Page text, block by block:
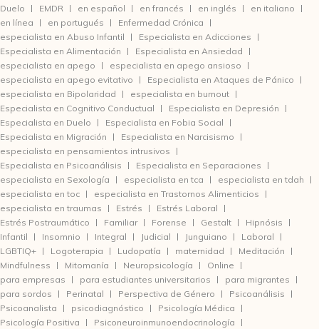
Duelo
EMDR en español en francés en inglés
en italiano
en línea
en portugués
Enfermedad Crónica
especialista en Abuso Infantil
Especialista en Adicciones
Especialista en Alimentación
Especialista en Ansiedad
especialista en apego
especialista en apego ansioso
especialista en apego evitativo
Especialista en Ataques de Pánico
especialista en Bipolaridad
especialista en burnout
Especialista en Cognitivo Conductual
Especialista en Depresión
Especialista en Duelo
Especialista en Fobia Social
Especialista en Migración
Especialista en Narcisismo
especialista en pensamientos intrusivos
Especialista en Psicoanálisis
Especialista en Separaciones
especialista en Sexología
especialista en tca
especialista en tdah
especialista en toc
especialista en Trastornos Alimenticios
especialista en traumas
Estrés
Estrés Laboral
Estrés Postraumático
Familiar Forense Gestalt
Hipnósis
Infantil
Insomnio Integral Judicial Junguiano
Laboral
LGBTIQ+
Logoterapia Ludopatía maternidad
Meditación
Mindfulness
Mitomanía Neuropsicología
Online
para empresas
para estudiantes universitarios
para migrantes
para sordos
Perinatal Perspectiva de Género
Psicoanálisis
Psicoanalista
psicodiagnóstico
Psicología Médica
Psicología Positiva
Psiconeuroinmunoendocrinología